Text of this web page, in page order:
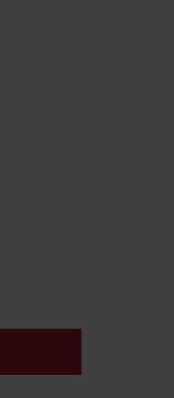
oder